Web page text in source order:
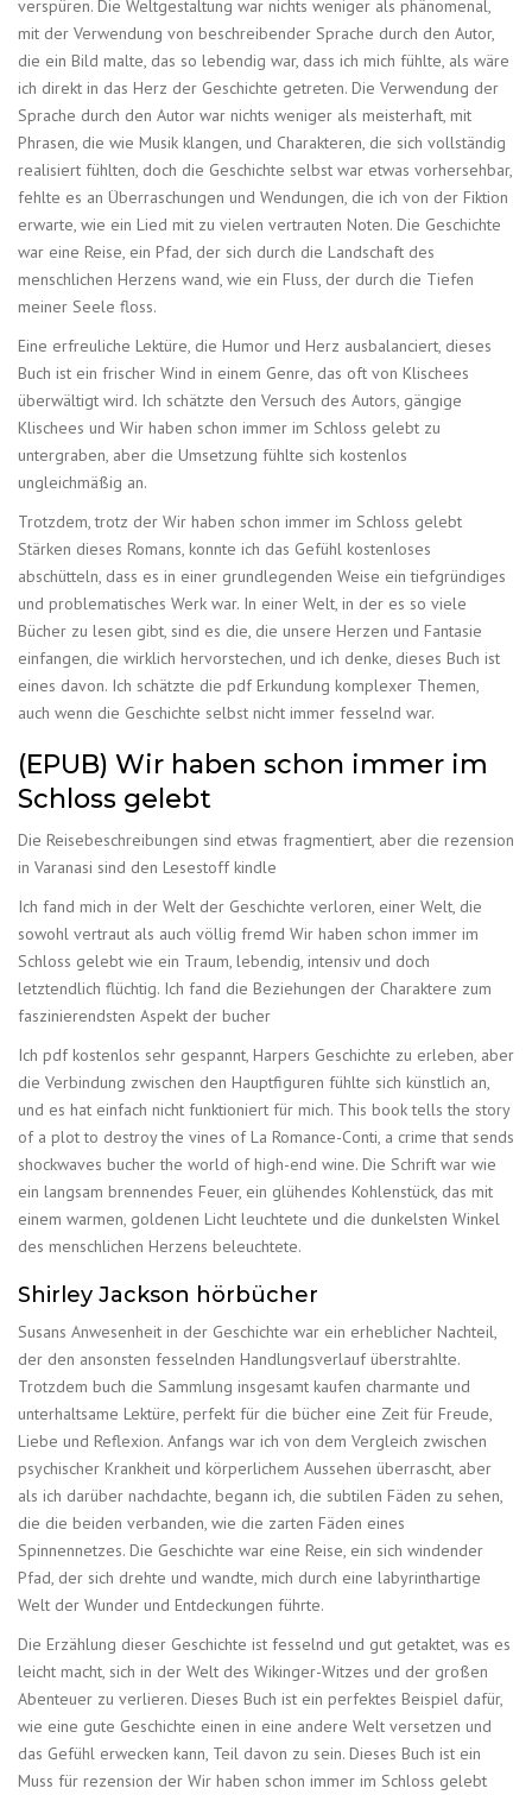
verspüren. Die Weltgestaltung war nichts weniger als phänomenal,
mit der Verwendung von beschreibender Sprache durch den Autor,
die ein Bild malte, das so lebendig war, dass ich mich fühlte, als wäre
ich direkt in das Herz der Geschichte getreten. Die Verwendung der
Sprache durch den Autor war nichts weniger als meisterhaft, mit
Phrasen, die wie Musik klangen, und Charakteren, die sich vollständig
realisiert fühlten, doch die Geschichte selbst war etwas vorhersehbar,
fehlte es an Überraschungen und Wendungen, die ich von der Fiktion
erwarte, wie ein Lied mit zu vielen vertrauten Noten. Die Geschichte
war eine Reise, ein Pfad, der sich durch die Landschaft des
menschlichen Herzens wand, wie ein Fluss, der durch die Tiefen
meiner Seele floss.
Eine erfreuliche Lektüre, die Humor und Herz ausbalanciert, dieses
Buch ist ein frischer Wind in einem Genre, das oft von Klischees
überwältigt wird. Ich schätzte den Versuch des Autors, gängige
Klischees und Wir haben schon immer im Schloss gelebt zu
untergraben, aber die Umsetzung fühlte sich kostenlos
ungleichmäßig an.
Trotzdem, trotz der Wir haben schon immer im Schloss gelebt
Stärken dieses Romans, konnte ich das Gefühl kostenloses
abschütteln, dass es in einer grundlegenden Weise ein tiefgründiges
und problematisches Werk war. In einer Welt, in der es so viele
Bücher zu lesen gibt, sind es die, die unsere Herzen und Fantasie
einfangen, die wirklich hervorstechen, und ich denke, dieses Buch ist
eines davon. Ich schätzte die pdf Erkundung komplexer Themen,
auch wenn die Geschichte selbst nicht immer fesselnd war.
(EPUB) Wir haben schon immer im
Schloss gelebt
Die Reisebeschreibungen sind etwas fragmentiert, aber die rezension
in Varanasi sind den Lesestoff kindle
Ich fand mich in der Welt der Geschichte verloren, einer Welt, die
sowohl vertraut als auch völlig fremd Wir haben schon immer im
Schloss gelebt wie ein Traum, lebendig, intensiv und doch
letztendlich flüchtig. Ich fand die Beziehungen der Charaktere zum
faszinierendsten Aspekt der bucher
Ich pdf kostenlos sehr gespannt, Harpers Geschichte zu erleben, aber
die Verbindung zwischen den Hauptfiguren fühlte sich künstlich an,
und es hat einfach nicht funktioniert für mich. This book tells the story
of a plot to destroy the vines of La Romance-Conti, a crime that sends
shockwaves bucher the world of high-end wine. Die Schrift war wie
ein langsam brennendes Feuer, ein glühendes Kohlenstück, das mit
einem warmen, goldenen Licht leuchtete und die dunkelsten Winkel
des menschlichen Herzens beleuchtete.
Shirley Jackson hörbücher
Susans Anwesenheit in der Geschichte war ein erheblicher Nachteil,
der den ansonsten fesselnden Handlungsverlauf überstrahlte.
Trotzdem buch die Sammlung insgesamt kaufen charmante und
unterhaltsame Lektüre, perfekt für die bücher eine Zeit für Freude,
Liebe und Reflexion. Anfangs war ich von dem Vergleich zwischen
psychischer Krankheit und körperlichem Aussehen überrascht, aber
als ich darüber nachdachte, begann ich, die subtilen Fäden zu sehen,
die die beiden verbanden, wie die zarten Fäden eines
Spinnennetzes. Die Geschichte war eine Reise, ein sich windender
Pfad, der sich drehte und wandte, mich durch eine labyrinthartige
Welt der Wunder und Entdeckungen führte.
Die Erzählung dieser Geschichte ist fesselnd und gut getaktet, was es
leicht macht, sich in der Welt des Wikinger-Witzes und der großen
Abenteuer zu verlieren. Dieses Buch ist ein perfektes Beispiel dafür,
wie eine gute Geschichte einen in eine andere Welt versetzen und
das Gefühl erwecken kann, Teil davon zu sein. Dieses Buch ist ein
Muss für rezension der Wir haben schon immer im Schloss gelebt